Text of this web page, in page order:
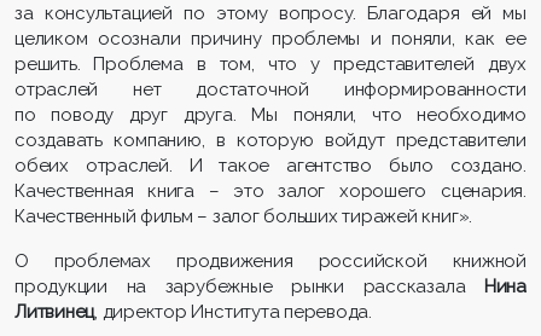
за консультацией по этому вопросу. Благодаря ей мы
целиком осознали причину проблемы и поняли, как ее
решить. Проблема в том, что у представителей двух
отраслей нет достаточной информированности
по поводу друг друга. Мы поняли, что необходимо
создавать компанию, в которую войдут представители
обеих отраслей. И такое агентство было создано.
Качественная книга – это залог хорошего сценария.
Качественный фильм – залог больших тиражей книг».
О проблемах продвижения российской книжной
продукции на зарубежные рынки рассказала Нина
Литвинец, директор Института перевода.